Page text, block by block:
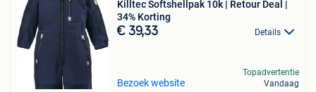
Killtec Softshellpak 10k | Retour Deal |
34% Korting
€ 39,33 Details
Bezoek website
Topadvertentie
Vandaag